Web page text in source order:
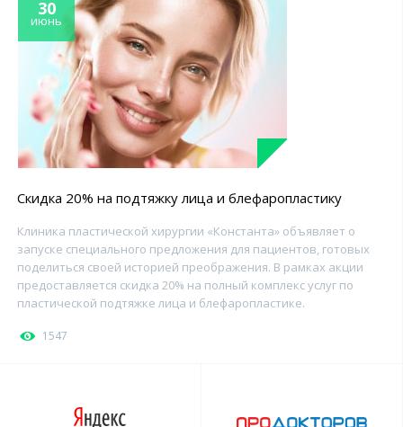
Скидка 20% на подтяжку лица и блефаропластику
Клиника пластической хирургии «Константа» объявляет о
запуске специального предложения для пациентов, готовых
поделиться своей историей преображения. В рамках акции
предоставляется скидка 20% на полный комплекс услуг по
пластической подтяжке лица и блефаропластике.
1547
30
июнь